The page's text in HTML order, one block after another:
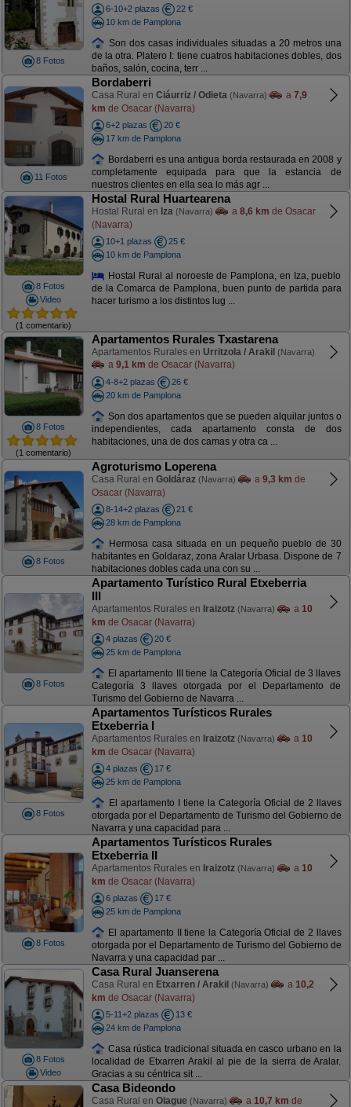
8 Fotos
6-10+2 plazas
22 €
10 km de Pamplona
Son dos casas individuales situadas a 20 metros una
de la otra. Platero I: tiene cuatros habitaciones dobles, dos
baños, salón, cocina, terr ...
11 Fotos
Bordaberri
Casa Rural en Ciáurriz / Odieta (Navarra) a 7,9
km de Osacar (Navarra)
6+2 plazas
20 €
17 km de Pamplona
Bordaberri es una antigua borda restaurada en 2008 y
completamente equipada para que la estancia de
nuestros clientes en ella sea lo más agr ...
8 Fotos
Video
(1 comentario)
Hostal Rural Huartearena
Hostal Rural en Iza (Navarra) a 8,6 km de Osacar
(Navarra)
10+1 plazas
25 €
10 km de Pamplona
Hostal Rural al noroeste de Pamplona, en Iza, pueblo
de la Comarca de Pamplona, buen punto de partida para
hacer turismo a los distintos lug ...
8 Fotos
(1 comentario)
Apartamentos Rurales Txastarena
Apartamentos Rurales en Urritzola / Arakil (Navarra)
a 9,1 km de Osacar (Navarra)
4-8+2 plazas
26 €
20 km de Pamplona
Son dos apartamentos que se pueden alquilar juntos o
independientes, cada apartamento consta de dos
habitaciones, una de dos camas y otra ca ...
8 Fotos
Agroturismo Loperena
Casa Rural en Goldáraz (Navarra) a 9,3 km de
Osacar (Navarra)
8-14+2 plazas
21 €
28 km de Pamplona
Hermosa casa situada en un pequeño pueblo de 30
habitantes en Goldaraz, zona Aralar Urbasa. Dispone de 7
habitaciones dobles cada una con su ...
8 Fotos
Apartamento Turístico Rural Etxeberria
III
Apartamentos Rurales en Iraizotz (Navarra) a 10
km de Osacar (Navarra)
4 plazas
20 €
25 km de Pamplona
El apartamento III tiene la Categoría Oficial de 3 llaves
Categoría 3 llaves otorgada por el Departamento de
Turismo del Gobierno de Navarra ...
8 Fotos
Apartamentos Turísticos Rurales
Etxeberria I
Apartamentos Rurales en Iraizotz (Navarra) a 10
km de Osacar (Navarra)
4 plazas
17 €
25 km de Pamplona
El apartamento I tiene la Categoría Oficial de 2 llaves
otorgada por el Departamento de Turismo del Gobierno de
Navarra y una capacidad para ...
8 Fotos
Apartamentos Turísticos Rurales
Etxeberria II
Apartamentos Rurales en Iraizotz (Navarra) a 10
km de Osacar (Navarra)
6 plazas
17 €
25 km de Pamplona
El apartamento II tiene la Categoría Oficial de 2 llaves
otorgada por el Departamento de Turismo del Gobierno de
Navarra y una capacidad par ...
8 Fotos
Video
Casa Rural Juanserena
Casa Rural en Etxarren / Arakil (Navarra) a 10,2
km de Osacar (Navarra)
5-11+2 plazas
13 €
24 km de Pamplona
Casa rústica tradicional situada en casco urbano en la
localidad de Etxarren Arakil al pie de la sierra de Aralar.
Gracias a su céntrica sit ...
Casa Bideondo
Casa Rural en Olague (Navarra) a 10,7 km de